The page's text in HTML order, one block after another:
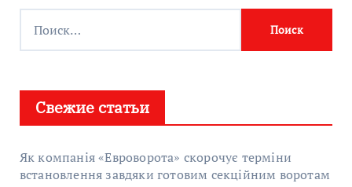
Свежие статьи
Як компанія «Евроворота» скорочує терміни
встановлення завдяки готовим секційним воротам